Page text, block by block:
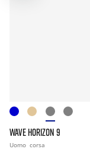
WAVE HORIZON 9
Uomo corsa